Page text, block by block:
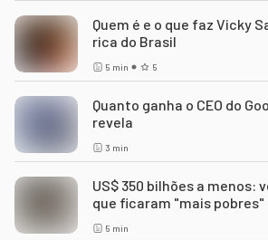
Quem é e o que faz Vicky
rica do Brasil
5 min 5
Quanto ganha o CEO do
revela
3 min
US$ 350 bilhões a menos:
que ficaram "mais pobres"
5 min